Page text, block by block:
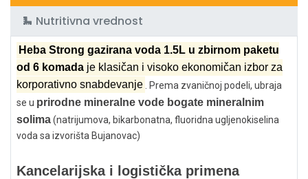
Nutritivna vrednost
Heba Strong gazirana voda 1.5L u zbirnom paketu
od 6 komada je klasičan i visoko ekonomičan izbor za
korporativno snabdevanje . Prema zvaničnoj podeli, ubraja
se u prirodne mineralne vode bogate mineralnim
solima(natrijumova, bikarbonatna, fluoridna ugljenokiselina
voda sa izvorišta Bujanovac)
Kancelarijska i logistička primena